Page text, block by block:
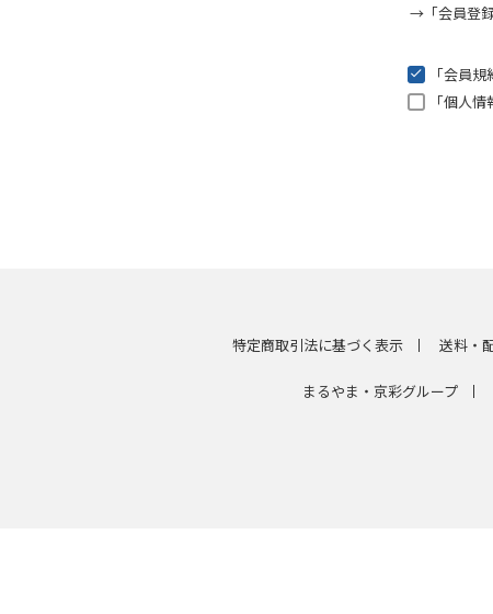
→「会員登
「会員
「個人
特定商取引法に基づく表示 送料・
まるやま・京彩グループ